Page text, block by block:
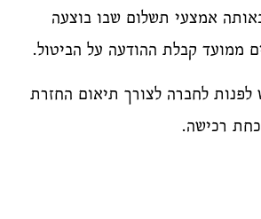
באותה אמצעי תשלום שבו בוצעה
לפנות לחברה לצורך תיאום החזרת
רכישה.